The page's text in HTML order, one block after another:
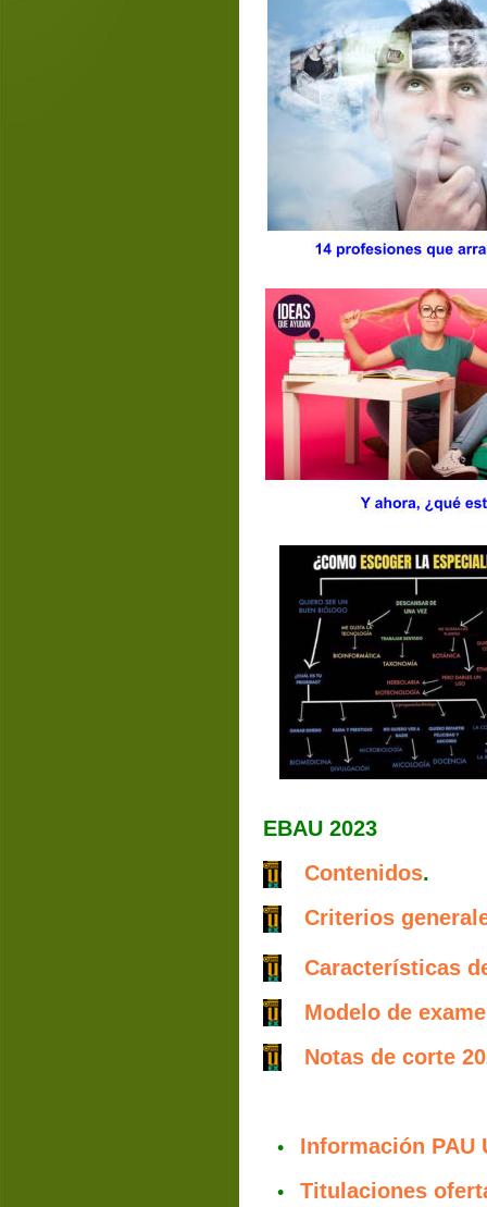
EBAU 2023
Contenidos.
Criterios
Características
Modelo de
Notas de corte
• Información PAU
• Titulaciones